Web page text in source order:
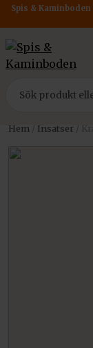
Spis &
Hem Insatser